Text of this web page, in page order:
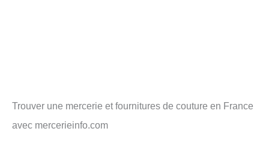
Trouver une mercerie et fournitures de couture en France
avec mercerieinfo.com